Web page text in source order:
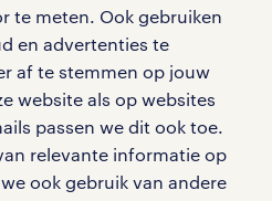
te meten. Ook gebruiken
en advertenties te
af te stemmen op jouw
website als op websites
passen we dit ook toe.
relevante informatie op
ook gebruik van andere